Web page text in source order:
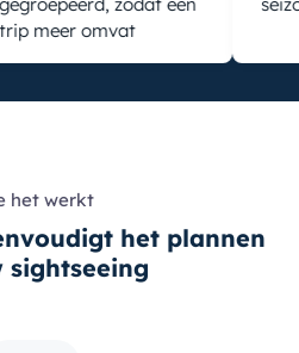
meer omvat
het werkt
het plannen
sightseeing